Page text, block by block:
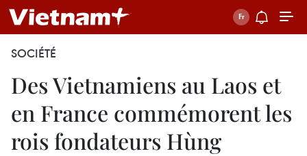
SOCIÉTÉ
Des Vietnamiens au Laos et
en France commémorent les
rois fondateurs Hùng